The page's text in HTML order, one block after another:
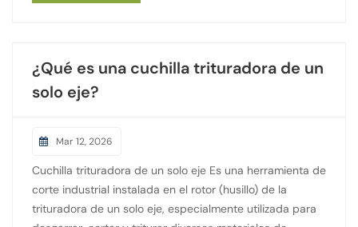
¿Qué es una cuchilla trituradora de un
solo eje?
Mar 12, 2026
Cuchilla trituradora de un solo eje Es una herramienta de
corte industrial instalada en el rotor (husillo) de la
trituradora de un solo eje, especialmente utilizada para